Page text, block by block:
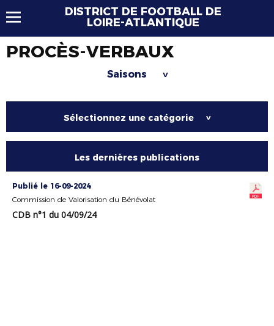
DISTRICT DE FOOTBALL DE
LOIRE-ATLANTIQUE
PROCÈS-VERBAUX
Saisons >
Sélectionnez une catégorie >
Les dernières publications
Publié le 16-09-2024
Commission de Valorisation du Bénévolat
CDB n°1 du 04/09/24